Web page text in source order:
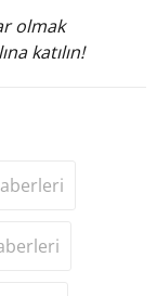
olmak
katılın!